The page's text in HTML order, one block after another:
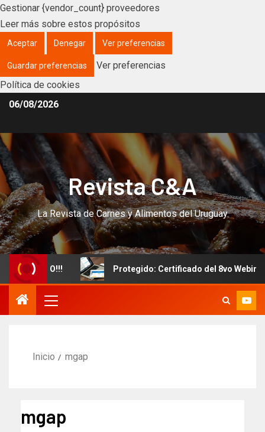
Gestionar {vendor_count} proveedores
Leer más sobre estos propósitos
Aceptar Denegar Ver preferencias
Guardar preferencias
Ver preferencias
Política de cookies
06/08/2026
Revista C&A
La Revista de Carnes y Alimentos del Uruguay
CURSO!!! Protegido: Certificado del 8vo Webinar
Inicio mgap
mgap